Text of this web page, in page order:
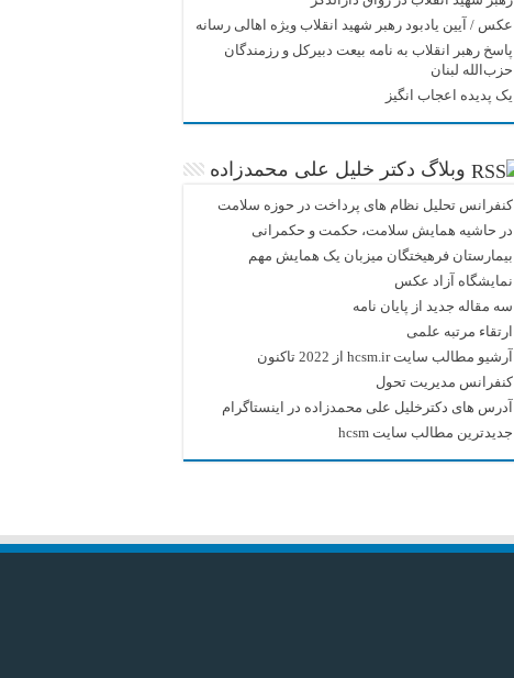
عکس / آیین یادبود رهبر شهید انقلاب ویژه اهالی رسانه
پاسخ رهبر انقلاب به نامه بیعت دبیرکل و رزمندگان
حزب‌الله لبنان
یک پدیده اعجاب انگیز
وبلاگ دکتر خلیل علی محمدزاده
کنفرانس تحلیل نظام های پرداخت در حوزه سلامت
در حاشیه همایش سلامت، حکمت و حکمرانی
بیمارستان فرهیختگان میزبان یک همایش مهم
نمایشگاه آزاد عکس
سه مقاله جدید از پایان نامه
ارتقاء مرتبه علمی
آرشیو مطالب سایت hcsm.ir از 2022 تاکنون
کنفرانس مدیریت تحول
آدرس های دکترخلیل علی محمدزاده در اینستاگرام
جدیدترین مطالب سایت hcsm